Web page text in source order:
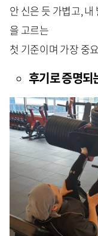
안 신은 듯 가볍고,
을 고르는
첫 기준이며 가장 중
후기로 증명되